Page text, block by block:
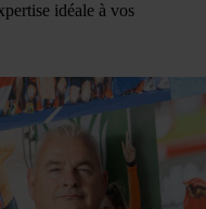
idéale à vos